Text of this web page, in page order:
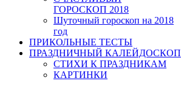
ГОРОСКОП 2018
Шуточный гороскоп на 2018
год
ПРИКОЛЬНЫЕ ТЕСТЫ
ПРАЗДНИЧНЫЙ КАЛЕЙДОСКОП
СТИХИ К ПРАЗДНИКАМ
КАРТИНКИ